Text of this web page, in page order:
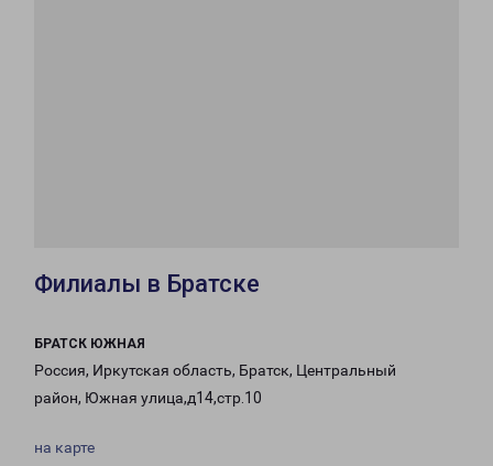
Филиалы в Братске
БРАТСК ЮЖНАЯ
Россия, Иркутская область, Братск, Центральный
район, Южная улица,д14,стр.10
на карте